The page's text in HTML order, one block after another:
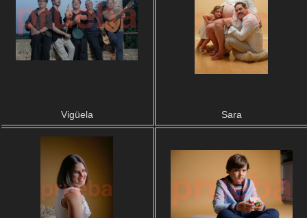
Vigüela Sara